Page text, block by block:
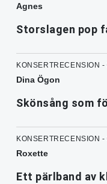
Agnes
Storslagen pop
KONSERTRECENSION
Dina Ögon
Skönsång som
KONSERTRECENSION
Roxette
Ett pärlband av